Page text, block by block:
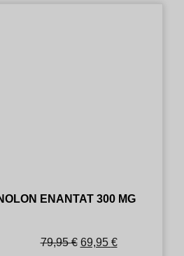
ENANTAT 300 MG
79,95€ 69,95 €